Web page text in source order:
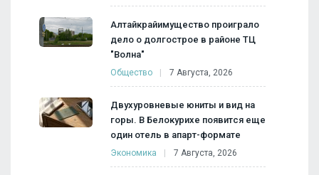
Алтайкрайимущество проиграло
дело о долгострое в районе ТЦ
"Волна"
Общество 7 Августа, 2026
Двухуровневые юниты и вид на
горы. В Белокурихе появится еще
один отель в апарт-формате
Экономика 7 Августа, 2026